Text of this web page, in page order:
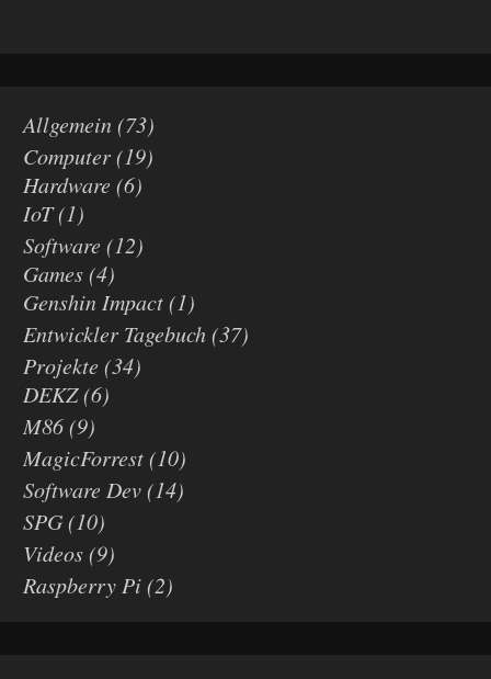
Allgemein(73)
Computer(19)
Hardware(6)
IoT(1)
Software(12)
Games(4)
Genshin Impact(1)
Entwickler Tagebuch(37)
Projekte(34)
DEKZ(6)
M86(9)
MagicForrest(10)
Software Dev(14)
SPG(10)
Videos(9)
Raspberry Pi(2)